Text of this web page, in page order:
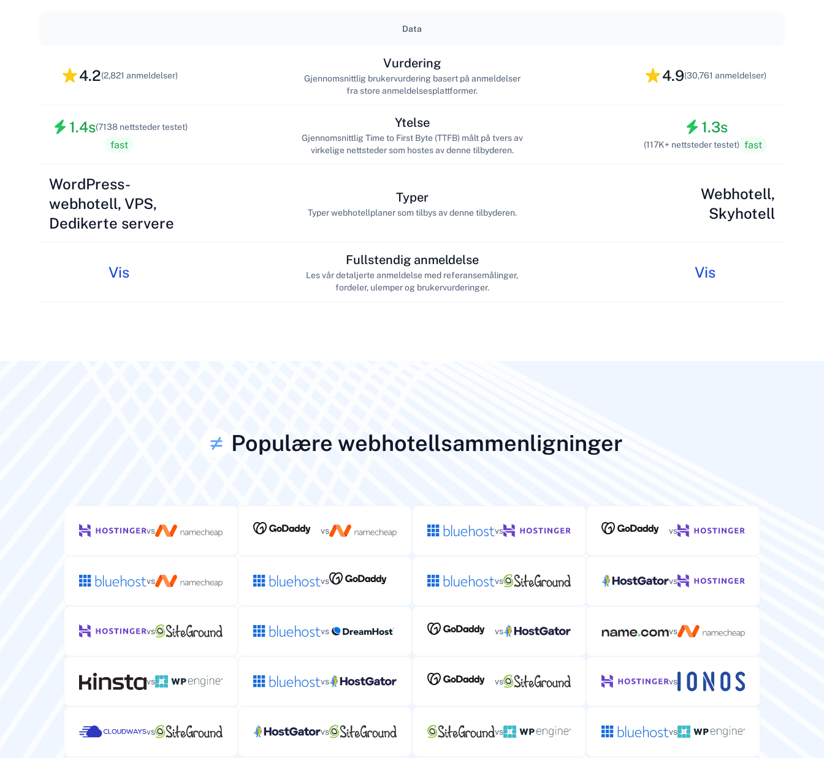
Data
4.2(2,821 anmeldelser)
Vurdering
Gjennomsnittlig brukervurdering basert på anmeldelser
fra store anmeldelsesplattformer.
4.9(30,761 anmeldelser)
1.4s(7138 nettsteder testet)
fast
Ytelse
Gjennomsnittlig Time to First Byte (TTFB) målt på tvers av
virkelige nettsteder som hostes av denne tilbyderen.
1.3s
(117K+ nettsteder testet) fast
WordPress-
webhotell, VPS,
Dedikerte servere
Typer
Typer webhotellplaner som tilbys av denne tilbyderen.
Webhotell,
Skyhotell
Vis
Fullstendig anmeldelse
Les vår detaljerte anmeldelse med referansemålinger,
fordeler, ulemper og brukervurderinger.
Vis
Populære webhotellsammenligninger
vs vs vs vs
vs vs vs vs
vs vs vs vs
vs vs vs vs
vs vs vs vs